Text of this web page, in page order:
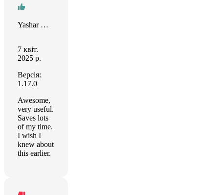
Yashar Heidarnezhad
7 квіт.
2025 р.
Версія:
1.17.0
Awesome,
very useful.
Saves lots
of my time.
I wish I
knew about
this earlier.